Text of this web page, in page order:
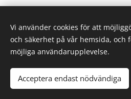
Tillfälligt
© 2020 Birgitta Helm,
Cookies
Vi använder cookies för att
och säkerhet på vår hemsida, och
möjliga användarupplevelse.
Acceptera endast nödvändiga